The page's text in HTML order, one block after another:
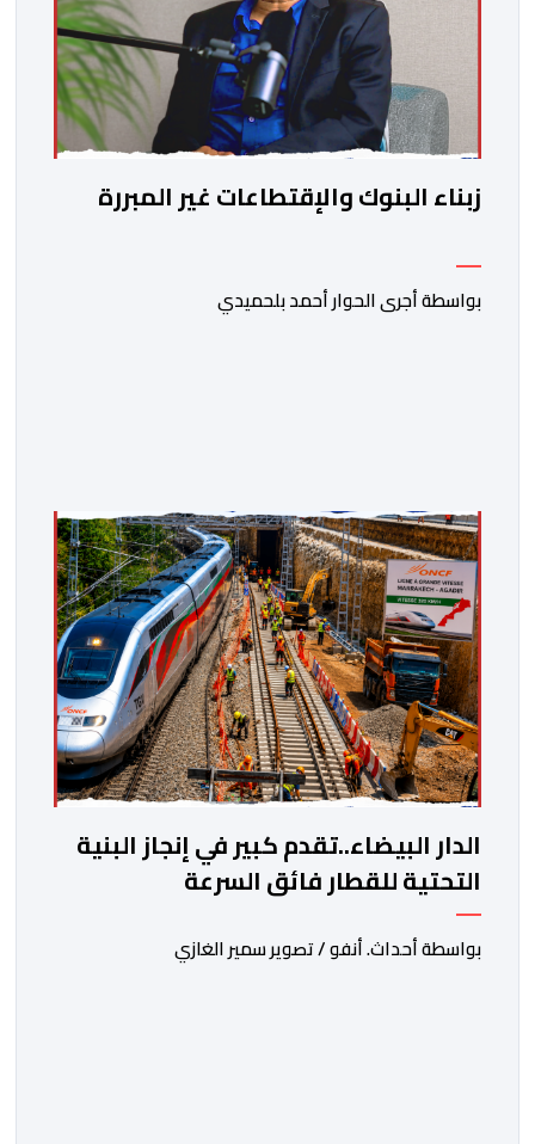
زبناء البنوك والإقتطاعات غير المبررة
بواسطة أجرى الحوار أحمد بلحميدي
الدار البيضاء..تقدم كبير في إنجاز البنية
التحتية للقطار فائق السرعة
بواسطة أحداث. أنفو / تصوير سمير الغازي